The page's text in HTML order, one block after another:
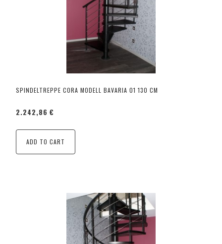
SPINDELTREPPE CORA MODELL BAVARIA 01 130 CM
2.242,86 €
ADD TO CART